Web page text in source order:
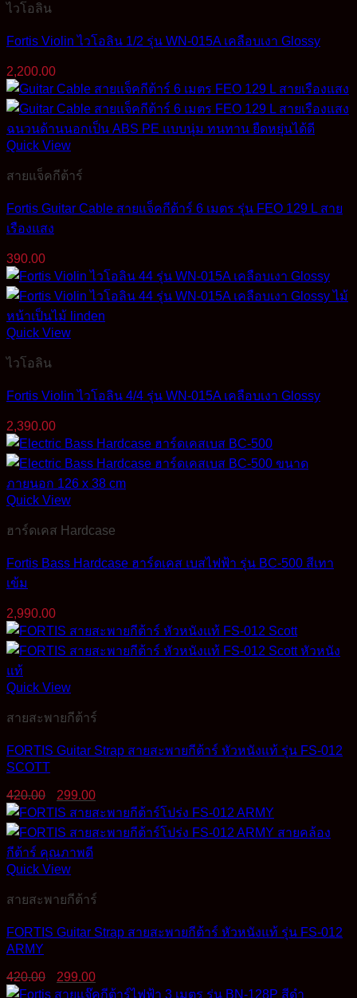
ไวโอลิน
Fortis Violin ไวโอลิน 1/2 รุ่น WN-015A เคลือบเงา Glossy
2,200.00
Quick View
สายแจ็คกีต้าร์
Fortis Guitar Cable สายแจ็คกีต้าร์ 6 เมตร รุ่น FEO 129 L สาย
เรืองแสง
390.00
Quick View
ไวโอลิน
Fortis Violin ไวโอลิน 4/4 รุ่น WN-015A เคลือบเงา Glossy
2,390.00
Quick View
ฮาร์ดเคส Hardcase
Fortis Bass Hardcase ฮาร์ดเคส เบสไฟฟ้า รุ่น BC-500 สีเทา
เข้ม
2,990.00
Quick View
สายสะพายกีต้าร์
FORTIS Guitar Strap สายสะพายกีต้าร์ หัวหนังแท้ รุ่น FS-012
SCOTT
420.00
Original
price
was:
420.00฿.
299.00
price
is:
299.00฿.
Quick View
สายสะพายกีต้าร์
FORTIS Guitar Strap สายสะพายกีต้าร์ หัวหนังแท้ รุ่น FS-012
ARMY
420.00
Original
price
299.00
price